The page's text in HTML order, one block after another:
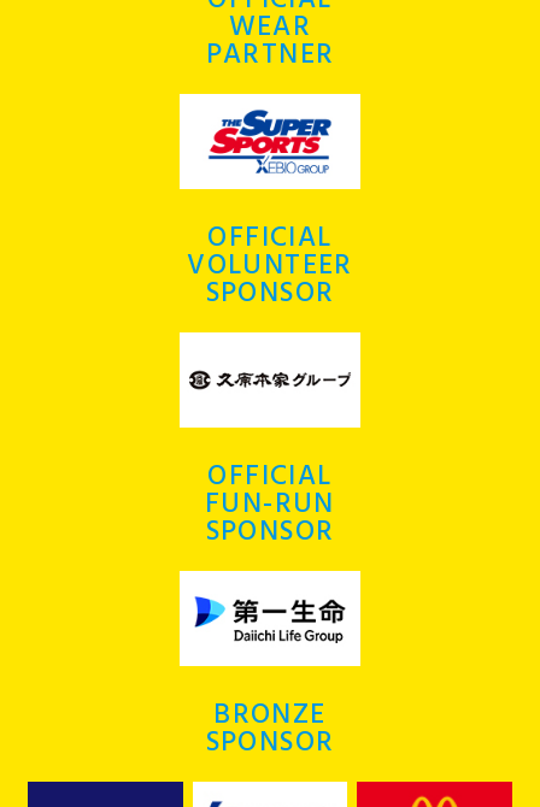
WEAR
PARTNER
OFFICIAL
VOLUNTEER
SPONSOR
OFFICIAL
FUN-RUN
SPONSOR
BRONZE
SPONSOR